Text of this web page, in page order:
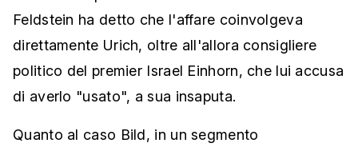
Feldstein ha detto che l'affare coinvolgeva
direttamente Urich, oltre all'allora consigliere
politico del premier Israel Einhorn, che lui accusa
di averlo "usato", a sua insaputa.
Quanto al caso Bild, in un segmento